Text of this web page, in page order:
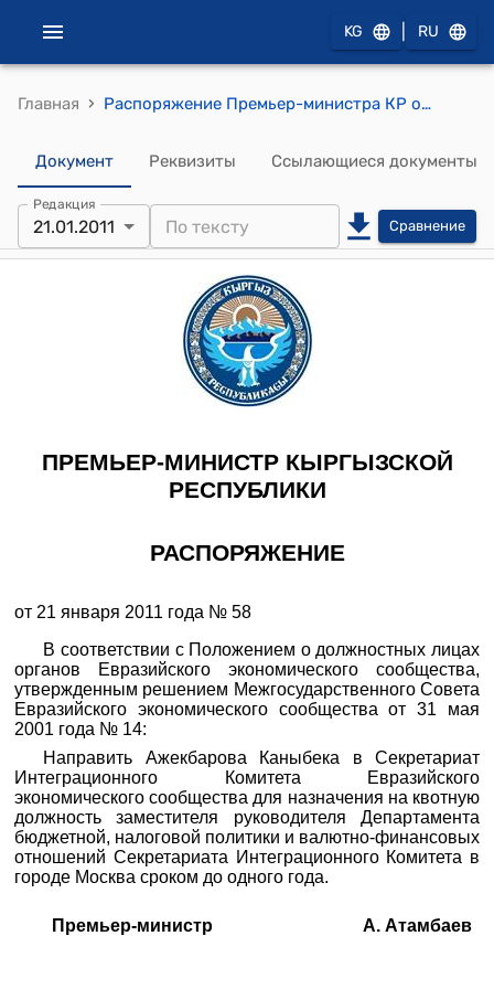
KG RU
Главная › Распоряжение Премьер-министра КР от 21 января 2011 года № 58 (Об Ажекбарове К.)
Документ Реквизиты Ссылающиеся документы
Редакция
21.01.2011 Сравнение